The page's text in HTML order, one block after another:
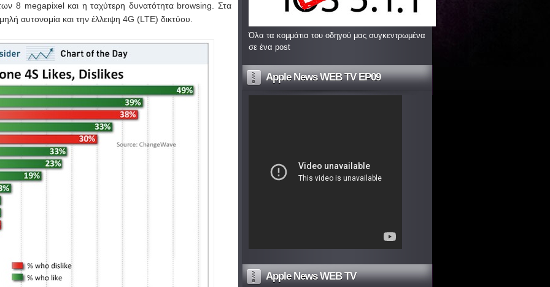
8 megapixel και η ταχύτερη δυνατότητα browsing. Στα
αυτονομία και την έλλειψη 4G (LTE) δικτύου.
Όλα τα κομμάτια του οδηγού μας συγκεντρωμένα
σε ένα post
Apple News WEB TV EP09
Apple News WEB TV